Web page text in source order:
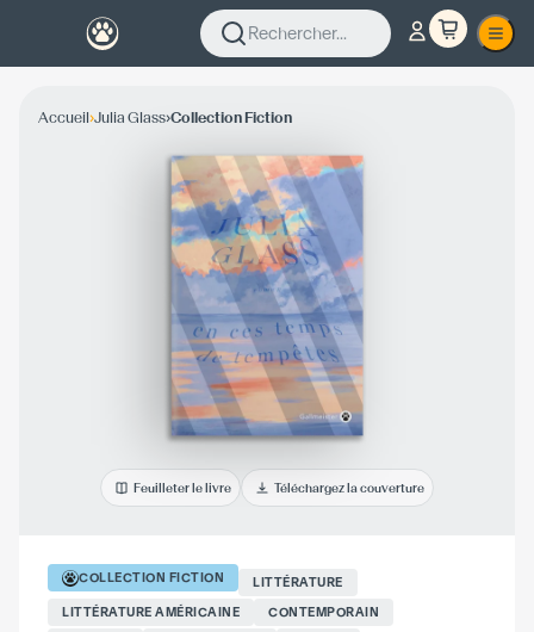
Rechercher...
Accueil›Julia Glass›Collection Fiction
Feuilleter le livre Téléchargez la couverture
COLLECTION FICTION
LITTÉRATURE
LITTÉRATURE AMÉRICAINE
CONTEMPORAIN